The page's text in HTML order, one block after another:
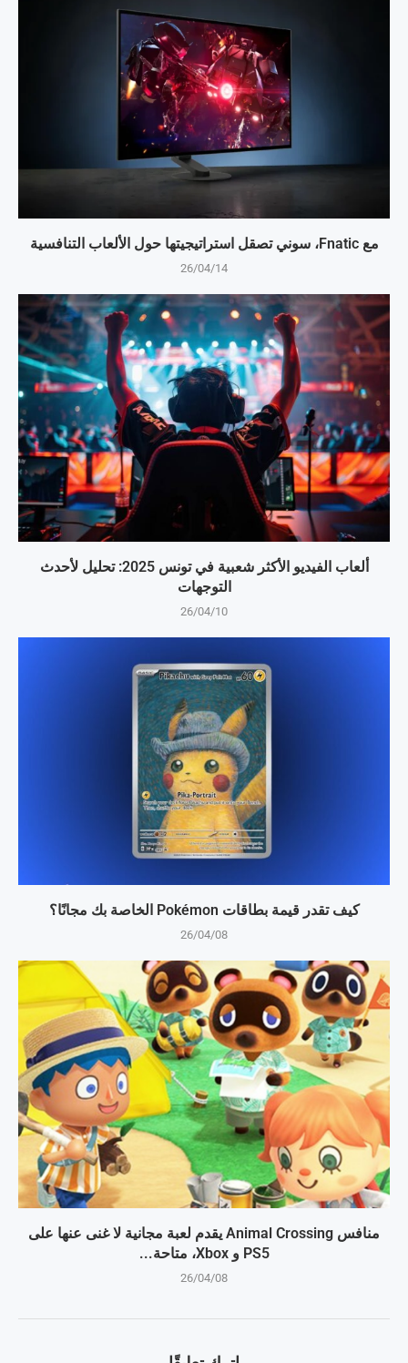
مع Fnatic، سوني تصقل استراتيجيتها حول الألعاب التنافسية
26/04/14
ألعاب الفيديو الأكثر شعبية في تونس 2025: تحليل لأحدث
التوجهات
26/04/10
كيف تقدر قيمة بطاقات Pokémon الخاصة بك مجانًا؟
26/04/08
منافس Animal Crossing يقدم لعبة مجانية لا غنى عنها على
PS5 و Xbox، متاحة...
26/04/08